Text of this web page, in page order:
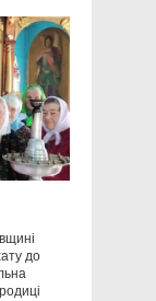
до